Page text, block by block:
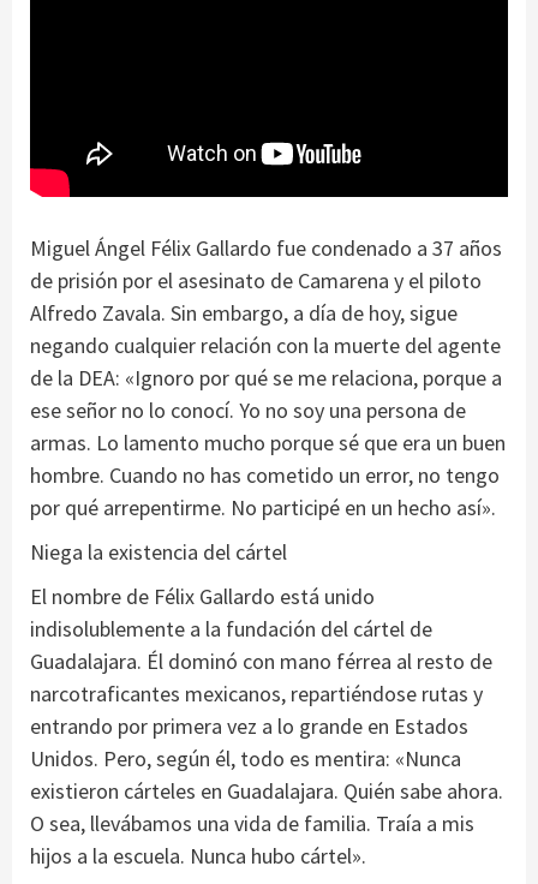
Miguel Ángel Félix Gallardo fue condenado a 37 años
de prisión por el asesinato de Camarena y el piloto
Alfredo Zavala. Sin embargo, a día de hoy, sigue
negando cualquier relación con la muerte del agente
de la DEA: «Ignoro por qué se me relaciona, porque a
ese señor no lo conocí. Yo no soy una persona de
armas. Lo lamento mucho porque sé que era un buen
hombre. Cuando no has cometido un error, no tengo
por qué arrepentirme. No participé en un hecho así».
Niega la existencia del cártel
El nombre de Félix Gallardo está unido
indisolublemente a la fundación del cártel de
Guadalajara. Él dominó con mano férrea al resto de
narcotraficantes mexicanos, repartiéndose rutas y
entrando por primera vez a lo grande en Estados
Unidos. Pero, según él, todo es mentira: «Nunca
existieron cárteles en Guadalajara. Quién sabe ahora.
O sea, llevábamos una vida de familia. Traía a mis
hijos a la escuela. Nunca hubo cártel».